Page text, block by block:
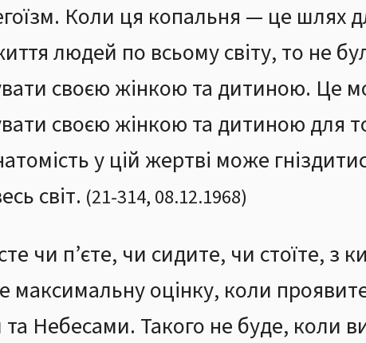
Коли ця копальня — це шлях
людей по всьому світу, то не
своєю жінкою та дитиною. Це
своєю жінкою та дитиною для
у цій жертві може
світ. (21-314, 08.12.1968)
чи п’єте, чи сидите, чи стоїте, з
максимальну оцінку, коли
Небесами. Такого не буде, коли